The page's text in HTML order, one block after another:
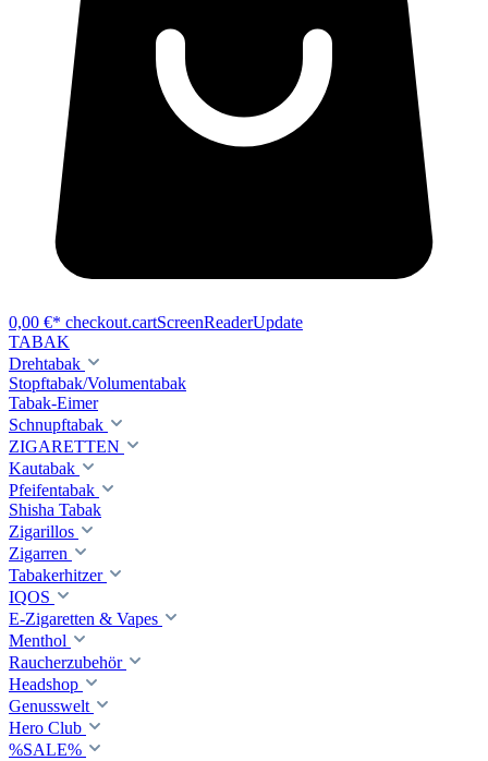
0,00 €* checkout.cartScreenReaderUpdate
TABAK
Drehtabak
Stopftabak/Volumentabak
Tabak-Eimer
Schnupftabak
ZIGARETTEN
Kautabak
Pfeifentabak
Shisha Tabak
Zigarillos
Zigarren
Tabakerhitzer
IQOS
E-Zigaretten & Vapes
Menthol
Raucherzubehör
Headshop
Genusswelt
Hero Club
%SALE%